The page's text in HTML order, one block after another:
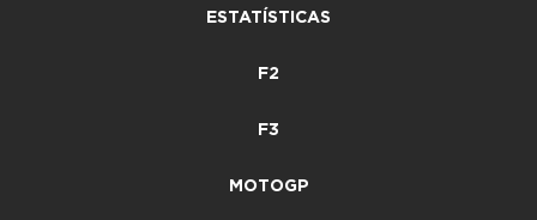
ESTATÍSTICAS
F2
F3
MOTOGP